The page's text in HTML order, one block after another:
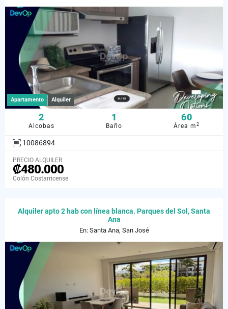
Apartamento Alquiler
2
Alcobas
1
Baño
60
Área m2
10086894
PRECIO ALQUILER
₡480.000
Colón Costarricense
Alquiler apto 2 hab con línea blanca. Parques del Sol, Santa
Ana
En: Santa Ana, San José